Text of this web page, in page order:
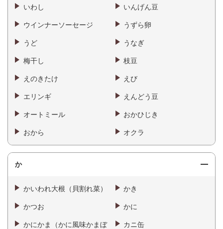
いわし いんげん豆
ウインナーソーセージ うずら卵
うど うなぎ
梅干し 枝豆
えのきたけ えび
エリンギ えんどう豆
オートミール おかひじき
おから オクラ
か
かいわれ大根（貝割れ菜） かき
かつお かに
かにかま（かに風味かまぼ
カニ缶